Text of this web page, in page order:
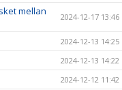
mellan
2024-12-17 13:46
2024-12-13 14:25
2024-12-13 14:22
2024-12-12 11:42